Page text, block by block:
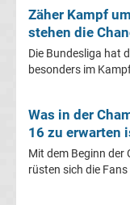
Sieger
Champions
heute
TV
Zäher Kampf
stehen die
Die Bundesliga hat
besonders im
Was in der
16 zu erwarten
Mit dem Beginn der
rüsten sich die